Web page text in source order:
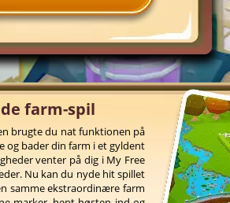
farm-spil
brugte du nat funktionen på
og bader din farm i et gyldent
venter på dig i My Free
Nu kan du nyde hit spillet
samme ekstraordinære farm